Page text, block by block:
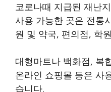
코로나때 지급된 재난
사용 가능한 곳은 전통
원 및 약국, 편의점, 학
대형마트나 백화점, 복
온라인 쇼핑몰 등은 사
습니다.